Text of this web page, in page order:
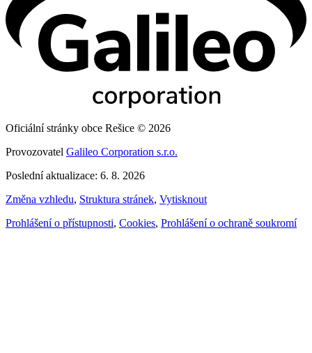
Oficiální stránky obce Rešice © 2026
Provozovatel Galileo Corporation s.r.o.
Poslední aktualizace: 6. 8. 2026
Změna vzhledu, Struktura stránek, Vytisknout
Prohlášení o přístupnosti, Cookies, Prohlášení o ochraně soukromí